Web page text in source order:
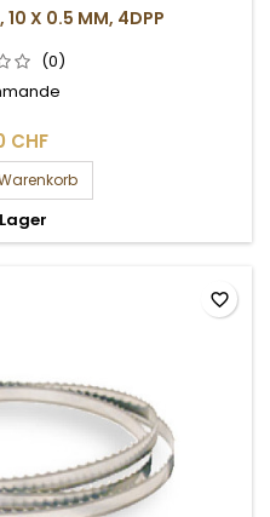
10 X 0.5 MM, 4DPP
(0)
CHF
favorite_border